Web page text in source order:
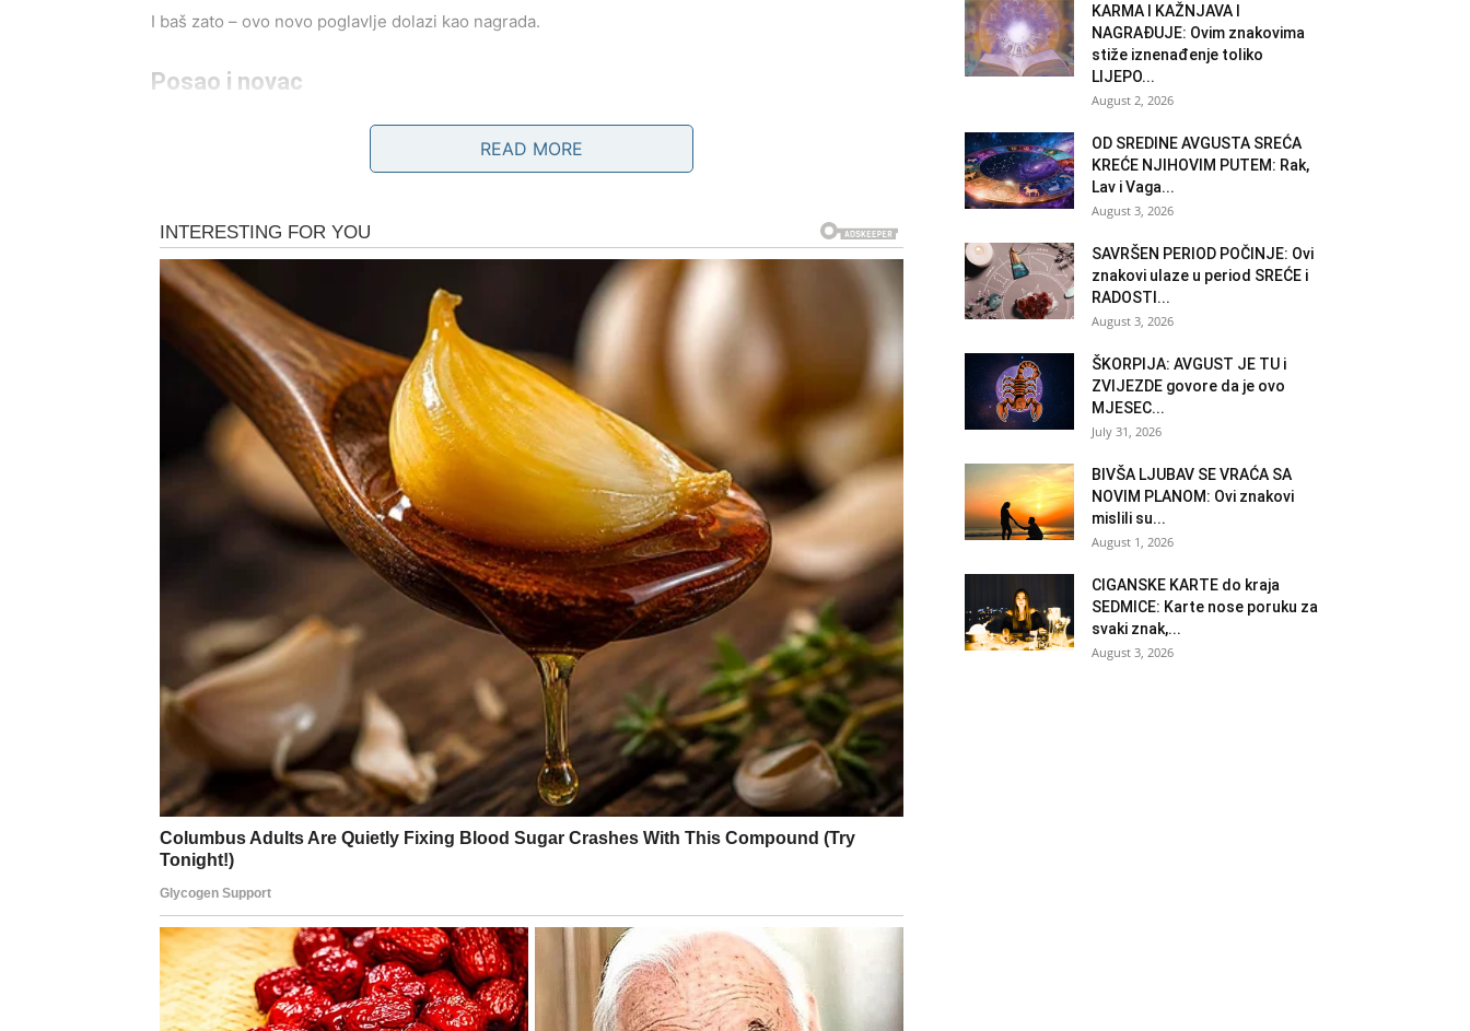
I baš zato – ovo novo poglavlje dolazi kao nagrada.
Posao i novac
Lav ulazi u fazu u kojoj se stvari konačno pomeraju. Može doći do priznanja, unapređenja, nove
prilike, saradnje ili projekta koji ga vraća u centar dešavanja. Ako je Lav dugo imao osećaj da ga
Novac dolazi kroz pametne poteze – i ono što je najvažnije: Lav shvata da ne mora da radi deset
puta više da bi dobio isto. Počinje da bira ono što ga vrednuje.
Ljubav
Najlepše poglavlje u ljubavi za Lava znači jedno:više nema polovičnih emocija.
Ako je neko bio neodlučan, hladan ili “tu i nije tu” – sada mora da pokaže svoje pravo lice. Lav više
nema strpljenja za igre.
Za slobodne Lavove – dolazi osoba koja ne beži od Lavove jačine. Osoba koja ne traži da Lav
smanji sjaj, već ga obožava.
Za zauzete Lavove – vraća se strast, vraća se bliskost, vraća se osećaj “mi smo tim”.
Unutrašnji preokret
Lav u ovom periodu prestaje da se dokazuje. Počinje da se poštuje. I kada Lav poštuje sebe – tada
ga poštuju i drugi.
Ovo je njegov povratak na tron, ali ne iz sujete – već iz zasluge.
OVAN – PROBOJ POSLE ZASTOJA I ODLUKE KOJA
MENJA SVE
Ovan je znak koji ne zna za predaju. Ali čak i Ovan ume da se umori. Ne od prepreka, već od toga
što stalno mora sam. Od toga što uvek mora da bude “onaj koji gura”. Od toga što svi očekuju
READ MORE
KARMA I KAŽNJAVA I
NAGRAĐUJE: Ovim znakovima
stiže iznenađenje toliko
LIJEPO...
August 2, 2026
OD SREDINE AVGUSTA SREĆA
KREĆE NJIHOVIM PUTEM: Rak,
Lav i Vaga...
August 3, 2026
SAVRŠEN PERIOD POČINJE: Ovi
znakovi ulaze u period SREĆE i
RADOSTI...
August 3, 2026
ŠKORPIJA: AVGUST JE TU i
ZVIJEZDE govore da je ovo
MJESEC...
July 31, 2026
BIVŠA LJUBAV SE VRAĆA SA
NOVIM PLANOM: Ovi znakovi
mislili su...
August 1, 2026
CIGANSKE KARTE do kraja
SEDMICE: Karte nose poruku za
svaki znak,...
August 3, 2026